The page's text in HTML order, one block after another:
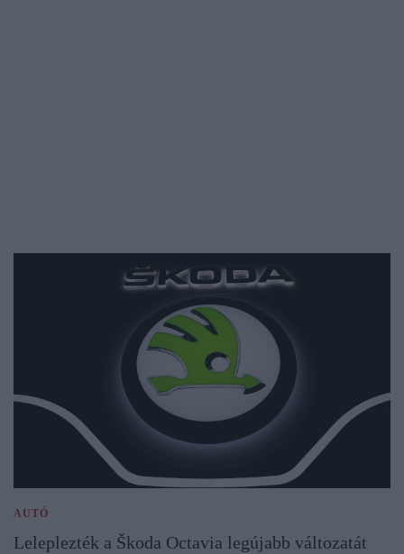
AUTÓ
Leleplezték a Škoda Octavia legújabb változatát